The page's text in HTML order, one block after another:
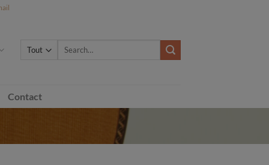
Search
Contact